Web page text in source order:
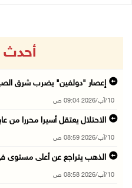
أحدث
إعصار "دولفين" يضرب شرق
10/آب/2026 09:04 ص
الاحتلال يعتقل أسيرا محررا من
10/آب/2026 08:59 ص
الذهب يتراجع عن أعلى مستوى في 7
10/آب/2026 08:58 ص